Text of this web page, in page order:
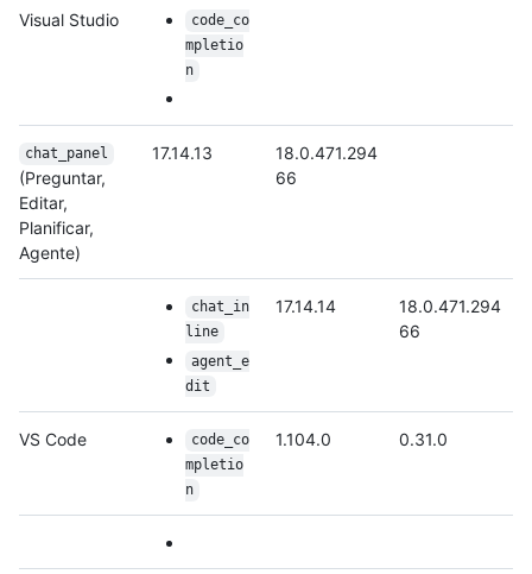
Visual Studio
code_co
mpletio
n
chat_panel
(Preguntar,
Editar,
Planificar,
Agente)
17.14.13
18.0.471.294
66
chat_in
line
agent_e
dit
17.14.14
18.0.471.294
66
VS Code
code_co
mpletio
n
1.104.0 0.31.0